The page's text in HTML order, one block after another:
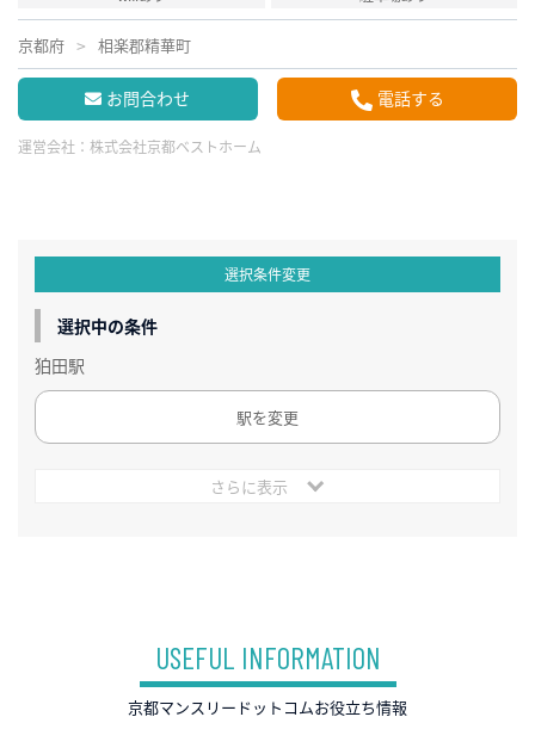
京都府 相楽郡精華町
お問合わせ 電話する
運営会社： 株式会社京都ベストホーム
選択条件変更
選択中の条件
狛田駅
駅を変更
さらに表示
USEFUL INFORMATION
京都マンスリードットコムお役立ち情報